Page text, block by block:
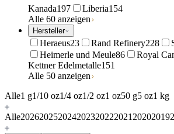
Kanada197 Liberia154
Alle 60 anzeigen
Hersteller
Heraeus23 Rand Refinery228
Heimerle und Meule86 Royal
Kettner Edelmetalle151
Alle 50 anzeigen
Alle1 g1/10 oz1/4 oz1/2 oz1 oz50 g5 oz1 kg
Alle202620252024202320222021 20202019